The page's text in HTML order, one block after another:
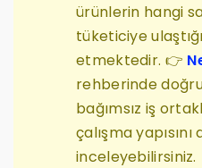
ürünlerin hangi
tüketiciye
etmektedir. 👉
rehberinde
bağımsız iş
çalışma yapısını
inceleyebilirsiniz.